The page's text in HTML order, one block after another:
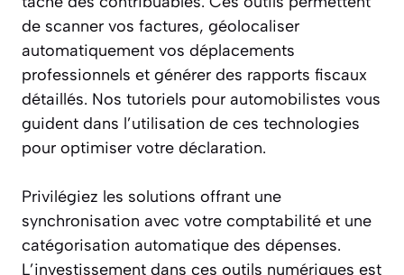
de scanner vos factures, géolocaliser
automatiquement vos déplacements
professionnels et générer des rapports fiscaux
détaillés. Nos tutoriels pour automobilistes vous
guident dans l’utilisation de ces technologies
pour optimiser votre déclaration.
Privilégiez les solutions offrant une
synchronisation avec votre comptabilité et une
catégorisation automatique des dépenses.
L’investissement dans ces outils numériques est